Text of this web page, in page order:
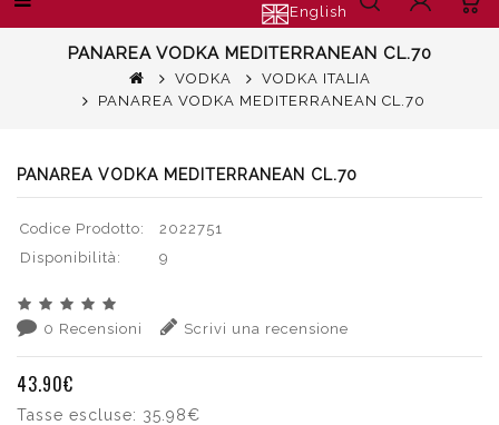
English
PANAREA VODKA MEDITERRANEAN CL.70
VODKA
VODKA ITALIA
PANAREA VODKA MEDITERRANEAN CL.70
PANAREA VODKA MEDITERRANEAN CL.70
Codice Prodotto:
2022751
Disponibilità:
9
0 Recensioni Scrivi una recensione
43.90€
Tasse escluse: 35.98€